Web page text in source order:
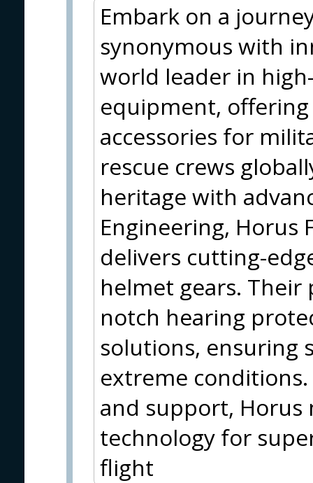
Embark on a
synonymous with
world leader in
equipment,
accessories for
rescue crews
heritage with
Engineering, Horus
delivers cutting-
helmet gears.
notch hearing
solutions, ensuring
extreme
and support,
technology for
flight